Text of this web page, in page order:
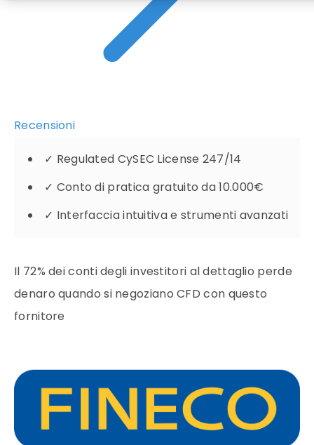
Recensioni
✓ Regulated CySEC License 247/14
✓ Conto di pratica gratuito da 10.000€
✓ Interfaccia intuitiva e strumenti avanzati
Il 72% dei conti degli investitori al dettaglio perde
denaro quando si negoziano CFD con questo
fornitore